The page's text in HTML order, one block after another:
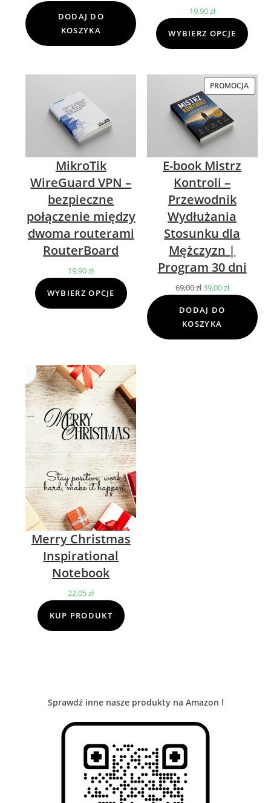
DODAJ DO
KOSZYKA
19,90zł
WYBIERZ OPCJE
MikroTik
WireGuard VPN –
bezpieczne
połączenie między
dwoma routerami
RouterBoard
19,90zł
WYBIERZ OPCJE
PROMOCJA
E-book Mistrz
Kontroli –
Przewodnik
Wydłużania
Stosunku dla
Mężczyzn |
Program 30 dni
69,00złPierwotna
wynosiła:
39,00złAktualna
cena
wynosi:
39,00 zł.
DODAJ DO
KOSZYKA
Merry Christmas
Inspirational
Notebook
22,05zł
KUP PRODUKT
Sprawdź inne nasze produkty na Amazon !